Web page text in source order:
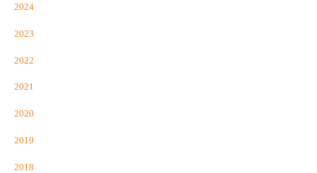
2024
2023
2022
2021
2020
2019
2018